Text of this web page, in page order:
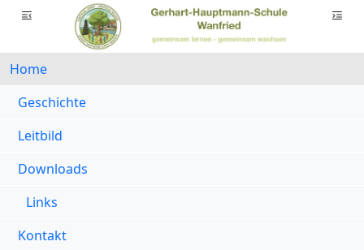
Home
Geschichte
Leitbild
Downloads
Links
Kontakt